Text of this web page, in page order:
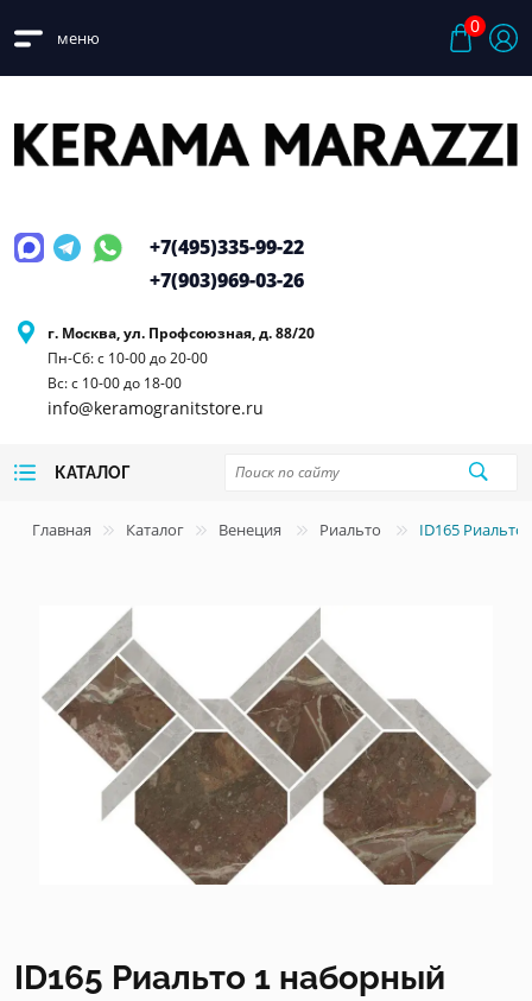
меню
0
г. Москва, ул. Профсоюзная, д. 88/20
Пн-Сб: с 10-00 до 20-00
Вс: с 10-00 до 18-00
info@keramogranitstore.ru
+7(495)335-99-22
+7(903)969-03-26
КАТАЛОГ
Главная Каталог Венеция Риальто ID165
ID165 Риальто 1 наборный